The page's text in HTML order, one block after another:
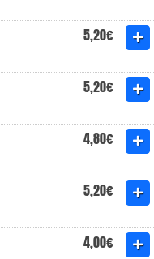
5,20€
5,20€
4,80€
5,20€
4,00€